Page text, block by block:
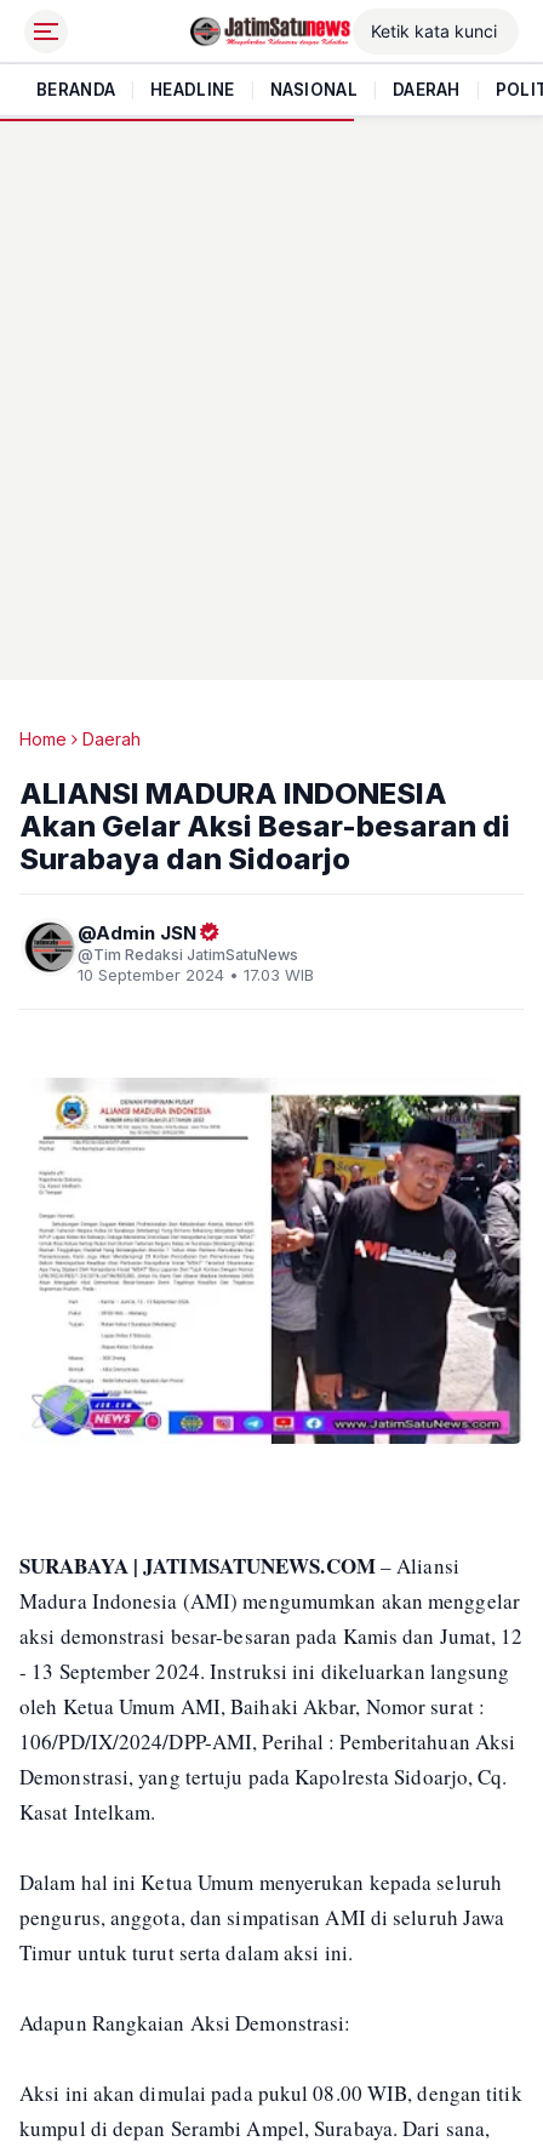
BERANDA HEADLINE NASIONAL DAERAH
Home Daerah
ALIANSI MADURA INDONESIA
Akan Gelar Aksi Besar-besaran di
Surabaya dan Sidoarjo
Admin JSN
Tim Redaksi JatimSatuNews
10 September 2024 • 17.03 WIB
SURABAYA | JATIMSATUNEWS.COM– Aliansi
Madura Indonesia (AMI) mengumumkan akan menggelar
aksi demonstrasi besar-besaran pada Kamis dan Jumat, 12
- 13 September 2024. Instruksi ini dikeluarkan langsung
oleh Ketua Umum AMI, Baihaki Akbar, Nomor surat :
106/PD/IX/2024/DPP-AMI, Perihal : Pemberitahuan Aksi
Demonstrasi, yang tertuju pada Kapolresta Sidoarjo, Cq.
Kasat Intelkam.
Dalam hal ini Ketua Umum menyerukan kepada seluruh
pengurus, anggota, dan simpatisan AMI di seluruh Jawa
Timur untuk turut serta dalam aksi ini.
Adapun Rangkaian Aksi Demonstrasi:
Aksi ini akan dimulai pada pukul 08.00 WIB, dengan titik
kumpul di depan Serambi Ampel, Surabaya. Dari sana,